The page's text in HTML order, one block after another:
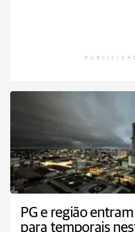
PG e região
para temporais